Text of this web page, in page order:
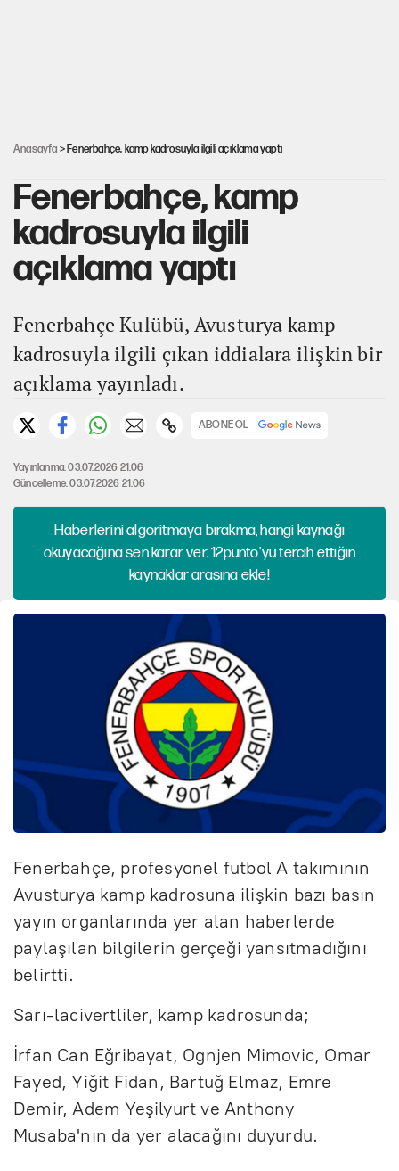
Anasayfa > Fenerbahçe, kamp kadrosuyla ilgili açıklama yaptı
Fenerbahçe, kamp
kadrosuyla ilgili
açıklama yaptı
Fenerbahçe Kulübü, Avusturya kamp
kadrosuyla ilgili çıkan iddialara ilişkin bir
açıklama yayınladı.
ABONE OL
Yayınlanma: 03.07.2026 21:06
Güncelleme: 03.07.2026 21:06
Haberlerini algoritmaya bırakma, hangi kaynağı
okuyacağına sen karar ver. 12punto'yu tercih ettiğin
kaynaklar arasına ekle!
Fenerbahçe, profesyonel futbol A takımının
Avusturya kamp kadrosuna ilişkin bazı basın
yayın organlarında yer alan haberlerde
paylaşılan bilgilerin gerçeği yansıtmadığını
belirtti.
Sarı-lacivertliler, kamp kadrosunda;
İrfan Can Eğribayat, Ognjen Mimovic, Omar
Fayed, Yiğit Fidan, Bartuğ Elmaz, Emre
Demir, Adem Yeşilyurt ve Anthony
Musaba'nın da yer alacağını duyurdu.